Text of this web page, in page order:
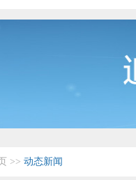
>> 动态新闻